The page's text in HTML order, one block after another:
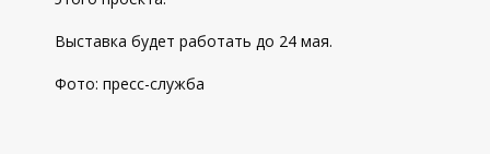
Выставка будет работать до 24 мая.
Фото: пресс-служба